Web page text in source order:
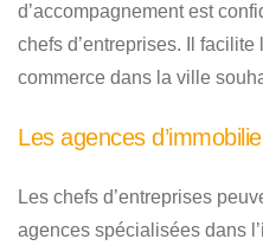
d’accompagnement est
chefs d’entreprises. Il facilite
commerce dans la ville
Les agences
Les chefs d’entreprises
agences spécialisées dans l’